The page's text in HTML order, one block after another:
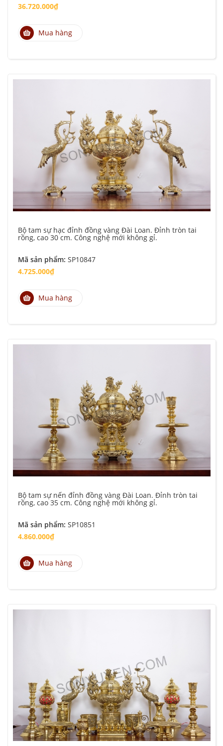
36.720.000₫
Mua hàng
Bộ tam sự hạc đỉnh đồng vàng Đài Loan. Đỉnh tròn tai
rồng, cao 30 cm. Công nghệ mới không gỉ.
Mã sản phẩm: SP10847
4.725.000₫
Mua hàng
Bộ tam sự nến đỉnh đồng vàng Đài Loan. Đỉnh tròn tai
rồng, cao 35 cm. Công nghệ mới không gỉ.
Mã sản phẩm: SP10851
4.860.000₫
Mua hàng